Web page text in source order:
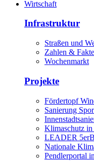
Wirtschaft
Infrastruktur
Straßen und
Zahlen &
Wochenmarkt
Projekte
Fördertopf
Sanierung
Klimaschutz
LEADER
Nationale
Pendlerportal